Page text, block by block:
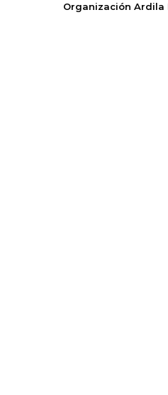
Organización Ardila